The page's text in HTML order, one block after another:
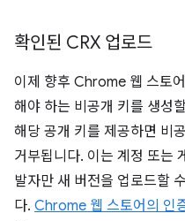
확인된 CRX 업로드
이제 향후 Chrome 웹 스토
해야 하는 비공개 키를 생성
해당 공개 키를 제공하면 비
거부됩니다. 이는 계정 또는
발자만 새 버전을 업로드할
다. Chrome 웹 스토어의 인